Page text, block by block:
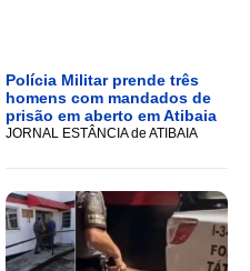
Polícia Militar prende três
homens com mandados de
prisão em aberto em Atibaia
JORNAL ESTÂNCIA de ATIBAIA